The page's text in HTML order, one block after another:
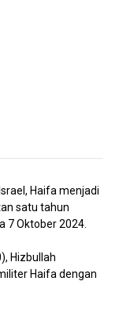
Haifa menjadi
satu tahun
7 Oktober 2024.
Hizbullah
Haifa dengan